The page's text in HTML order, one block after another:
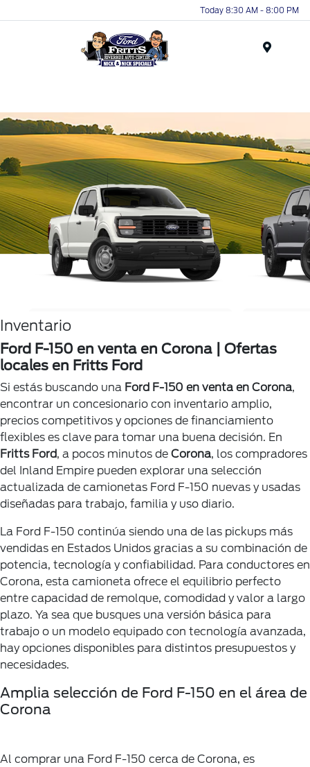
Today 8:30 AM - 8:00 PM
Inventario
Ford F-150 en venta en Corona | Ofertas
locales en Fritts Ford
Si estás buscando una Ford F-150 en venta en Corona,
encontrar un concesionario con inventario amplio,
precios competitivos y opciones de financiamiento
flexibles es clave para tomar una buena decisión. En
Fritts Ford, a pocos minutos de Corona, los compradores
del Inland Empire pueden explorar una selección
actualizada de camionetas Ford F-150 nuevas y usadas
diseñadas para trabajo, familia y uso diario.
La Ford F-150 continúa siendo una de las pickups más
vendidas en Estados Unidos gracias a su combinación de
potencia, tecnología y confiabilidad. Para conductores en
Corona, esta camioneta ofrece el equilibrio perfecto
entre capacidad de remolque, comodidad y valor a largo
plazo. Ya sea que busques una versión básica para
trabajo o un modelo equipado con tecnología avanzada,
hay opciones disponibles para distintos presupuestos y
necesidades.
Amplia selección de Ford F-150 en el área de
Corona
Al comprar una Ford F-150 cerca de Corona, es